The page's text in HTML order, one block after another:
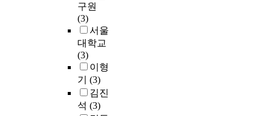
구원
(3)
서울
대학교
(3)
이형
기 (3)
김진
석 (3)